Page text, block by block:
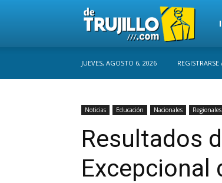
JUEVES, AGOSTO 6, 2026 REGISTRARSE
Noticias Educación Nacionales Regionales
Resultados
Excepcional